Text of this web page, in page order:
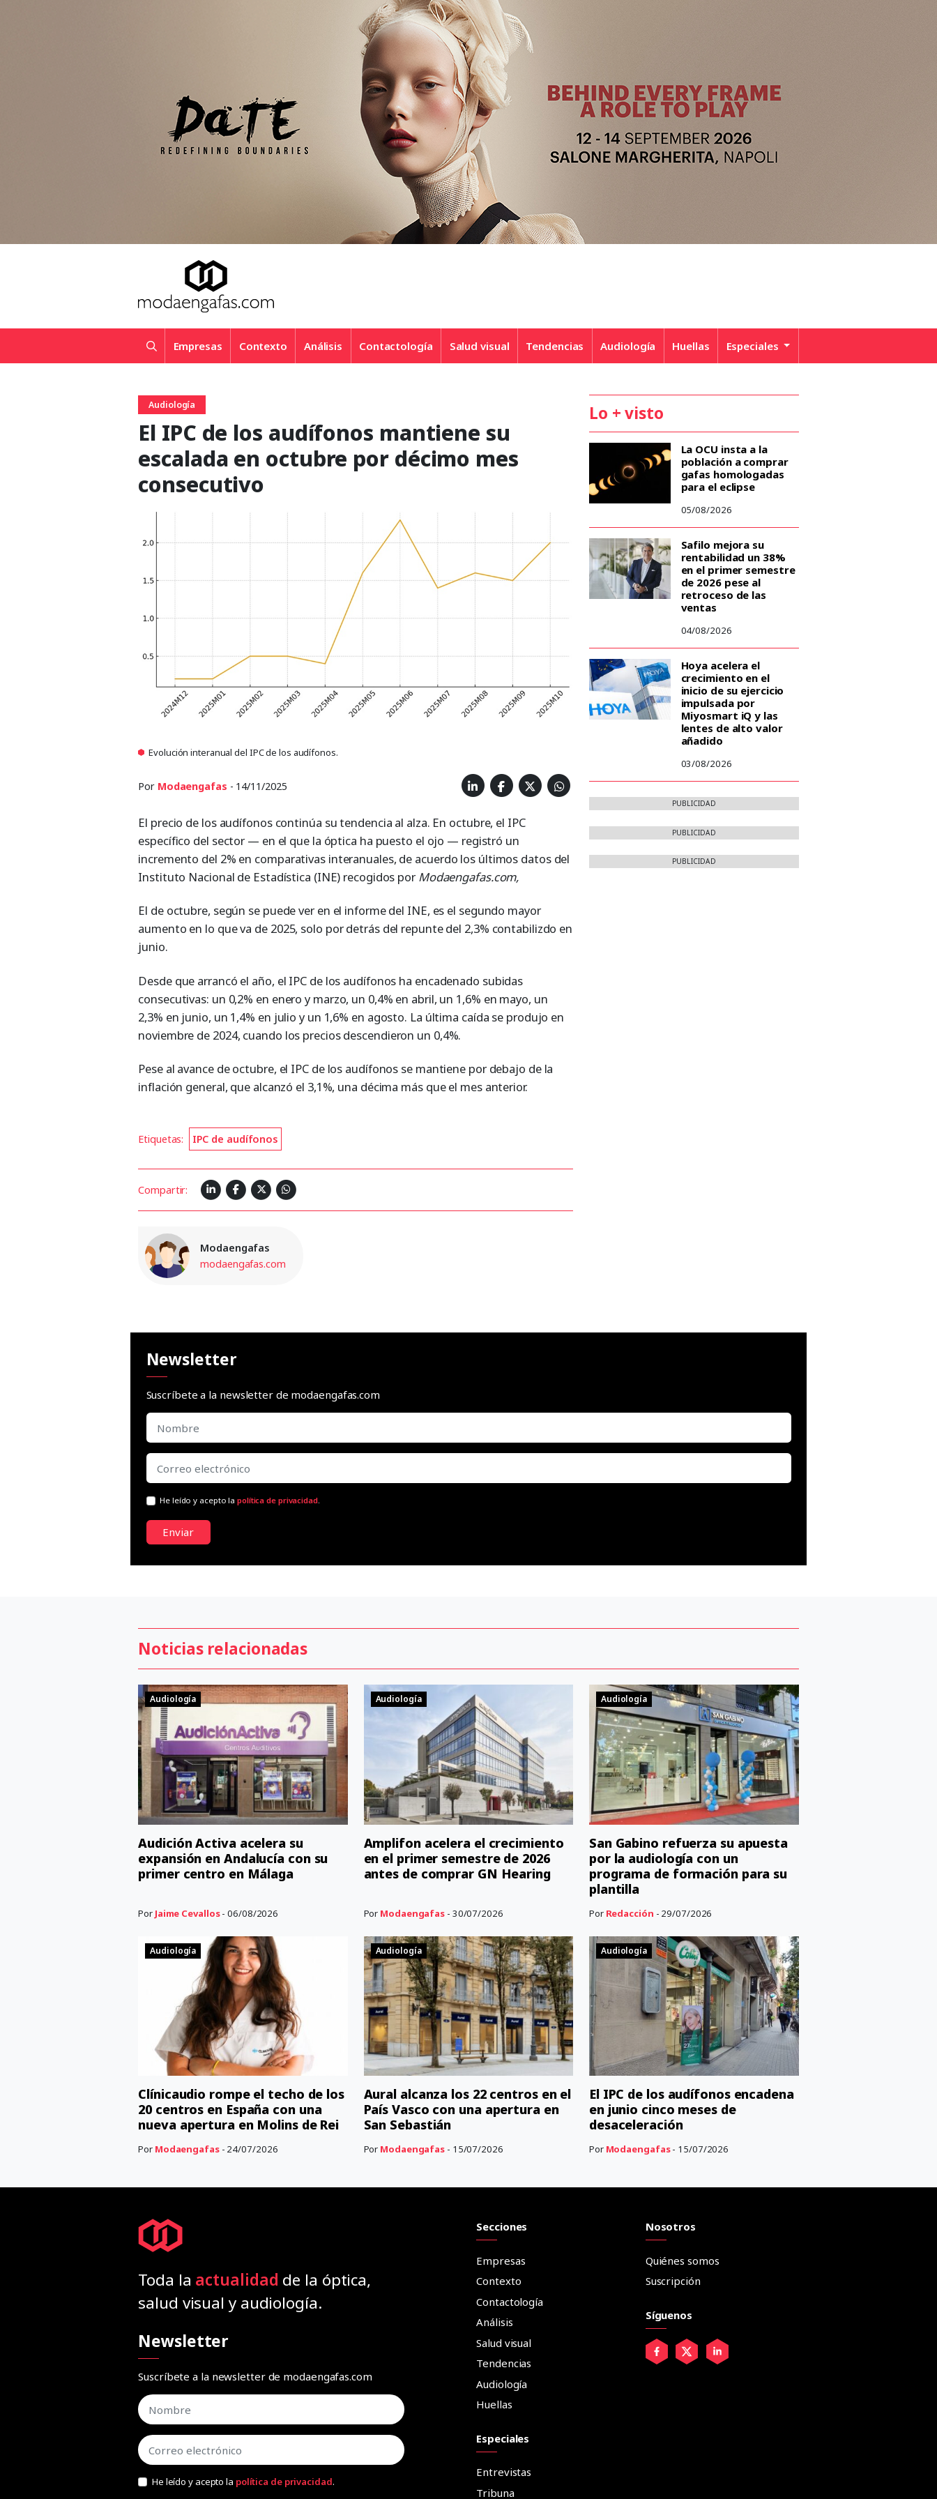
Empresas Contexto Análisis Contactología Salud visual Tendencias Audiología Huellas Especiales
Audiología
El IPC de los audífonos mantiene su
escalada en octubre por décimo mes
consecutivo
Evolución interanual del IPC de los audífonos.
Por Modaengafas - 14/11/2025
El precio de los audífonos continúa su tendencia al alza. En octubre, el IPC
específico del sector — en el que la óptica ha puesto el ojo — registró un
incremento del 2% en comparativas interanuales, de acuerdo los últimos datos del
Instituto Nacional de Estadística (INE) recogidos por Modaengafas.com,
El de octubre, según se puede ver en el informe del INE, es el segundo mayor
aumento en lo que va de 2025, solo por detrás del repunte del 2,3% contabilizdo en
junio.
Desde que arrancó el año, el IPC de los audífonos ha encadenado subidas
consecutivas: un 0,2% en enero y marzo, un 0,4% en abril, un 1,6% en mayo, un
2,3% en junio, un 1,4% en julio y un 1,6% en agosto. La última caída se produjo en
noviembre de 2024, cuando los precios descendieron un 0,4%.
Pese al avance de octubre, el IPC de los audífonos se mantiene por debajo de la
inflación general, que alcanzó el 3,1%, una décima más que el mes anterior.
Etiquetas: IPC de audífonos
Compartir:
Modaengafas
modaengafas.com
Lo + visto
La OCU insta a la
población a comprar
gafas homologadas
para el eclipse
05/08/2026
Safilo mejora su
rentabilidad un 38%
en el primer semestre
de 2026 pese al
retroceso de las
ventas
04/08/2026
Hoya acelera el
crecimiento en el
inicio de su ejercicio
impulsada por
Miyosmart iQ y las
lentes de alto valor
añadido
03/08/2026
PUBLICIDAD
PUBLICIDAD
PUBLICIDAD
Newsletter
Suscríbete a la newsletter de modaengafas.com
He leído y acepto lapolítica de privacidad.
Enviar
Noticias relacionadas
Audiología
Audición Activa acelera su
expansión en Andalucía con su
primer centro en Málaga
Por Jaime Cevallos- 06/08/2026
Audiología
Amplifon acelera el crecimiento
en el primer semestre de 2026
antes de comprar GN Hearing
Por Modaengafas - 30/07/2026
Audiología
San Gabino refuerza su apuesta
por la audiología con un
programa de formación para su
plantilla
Por Redacción - 29/07/2026
Audiología
Clínicaudio rompe el techo de los
20 centros en España con una
nueva apertura en Molins de Rei
Por Modaengafas- 24/07/2026
Audiología
Aural alcanza los 22 centros en el
País Vasco con una apertura en
San Sebastián
Por Modaengafas - 15/07/2026
Audiología
El IPC de los audífonos encadena
en junio cinco meses de
desaceleración
Por Modaengafas- 15/07/2026
Toda la actualidad de la óptica,
salud visual y audiología.
Newsletter
Suscríbete a la newsletter de modaengafas.com
He leído y acepto la política de privacidad.
Secciones
Empresas
Contexto
Contactología
Análisis
Salud visual
Tendencias
Audiología
Huellas
Especiales
Entrevistas
Tribuna
Nosotros
Quiénes somos
Suscripción
Síguenos